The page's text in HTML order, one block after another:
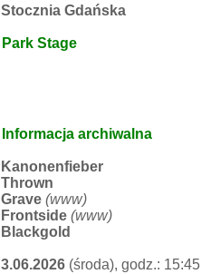
Stocznia Gdańska
Park Stage
Informacja archiwalna
Kanonenfieber
Thrown
Grave (www)
Frontside (www)
Blackgold
3.06.2026(środa), godz.: 15:45